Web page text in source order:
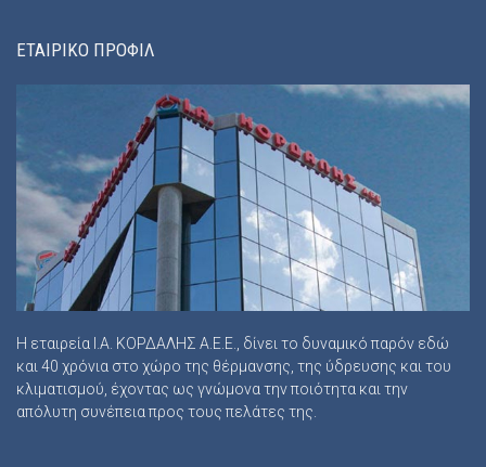
ΕΤΑΙΡΙΚΟ ΠΡΟΦΙΛ
Η εταιρεία Ι.Α. ΚΟΡΔΑΛΗΣ Α.Ε.Ε., δίνει το δυναμικό παρόν εδώ
και 40 χρόνια στο χώρο της θέρμανσης, της ύδρευσης και του
κλιματισμού, έχοντας ως γνώμονα την ποιότητα και την
απόλυτη συνέπεια προς τους πελάτες της.